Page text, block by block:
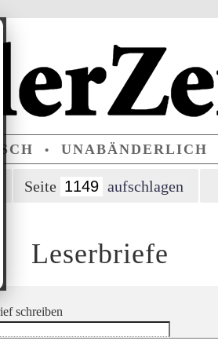
• UNABÄNDERLICH
Seite
Leserbriefe
schreiben